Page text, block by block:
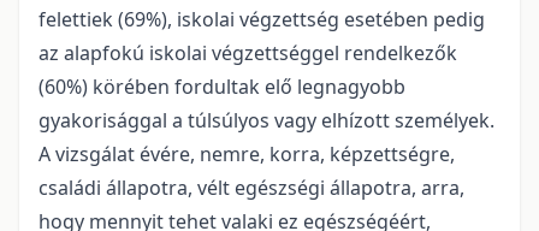
felettiek (69%), iskolai végzettség esetében pedig
az alapfokú iskolai végzettséggel rendelkezők
(60%) körében fordultak elő legnagyobb
gyakorisággal a túlsúlyos vagy elhízott személyek.
A vizsgálat évére, nemre, korra, képzettségre,
családi állapotra, vélt egészségi állapotra, arra,
hogy mennyit tehet valaki ez egészségéért,